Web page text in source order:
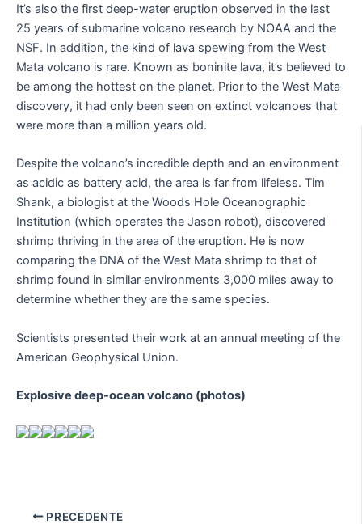
It’s also the first deep-water eruption observed in the last
25 years of submarine volcano research by NOAA and the
NSF. In addition, the kind of lava spewing from the West
Mata volcano is rare. Known as boninite lava, it’s believed to
be among the hottest on the planet. Prior to the West Mata
discovery, it had only been seen on extinct volcanoes that
were more than a million years old.
Despite the volcano’s incredible depth and an environment
as acidic as battery acid, the area is far from lifeless. Tim
Shank, a biologist at the Woods Hole Oceanographic
Institution (which operates the Jason robot), discovered
shrimp thriving in the area of the eruption. He is now
comparing the DNA of the West Mata shrimp to that of
shrimp found in similar environments 3,000 miles away to
determine whether they are the same species.
Scientists presented their work at an annual meeting of the
American Geophysical Union.
Explosive deep-ocean volcano (photos)
PRECEDENTE